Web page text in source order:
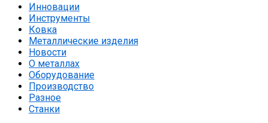
Инновации
Инструменты
Ковка
Металлические изделия
Новости
О металлах
Оборудование
Производство
Разное
Станки